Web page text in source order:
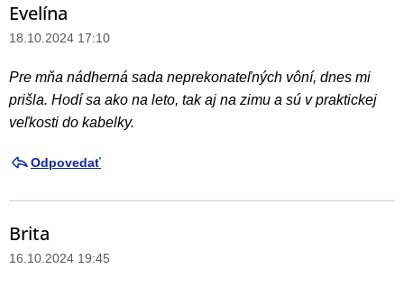
Evelína
18.10.2024 17:10
Pre mňa nádherná sada neprekonateľných vôní, dnes mi
prišla. Hodí sa ako na leto, tak aj na zimu a sú v praktickej
veľkosti do kabelky.
Odpovedať
Brita
16.10.2024 19:45